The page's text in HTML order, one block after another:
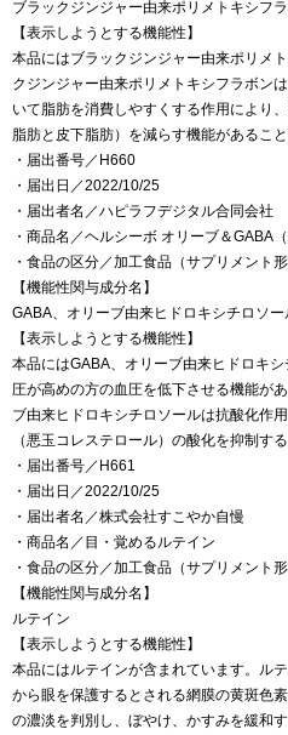
ブラックジンジャー由来ポリメトキシフ
【表示しようとする機能性】
本品にはブラックジンジャー由来ポリメ
クジンジャー由来ポリメトキシフラボン
いて脂肪を消費しやすくする作用により
脂肪と皮下脂肪）を減らす機能があるこ
・届出番号／H660
・届出日／2022/10/25
・届出者名／ハピラフデジタル合同会社
・商品名／ヘルシーボ オリーブ＆GABA
・食品の区分／加工食品（サプリメント形
【機能性関与成分名】
GABA、オリーブ由来ヒドロキシチロソー
【表示しようとする機能性】
本品にはGABA、オリーブ由来ヒドロキ
圧が高めの方の血圧を低下させる機能が
ブ由来ヒドロキシチロソールは抗酸化作
（悪玉コレステロール）の酸化を抑制す
・届出番号／H661
・届出日／2022/10/25
・届出者名／株式会社すこやか自慢
・商品名／目・覚めるルテイン
・食品の区分／加工食品（サプリメント形
【機能性関与成分名】
ルテイン
【表示しようとする機能性】
本品にはルテインが含まれています。ル
から眼を保護するとされる網膜の黄斑色
の濃淡を判別し、ぼやけ、かすみを緩和